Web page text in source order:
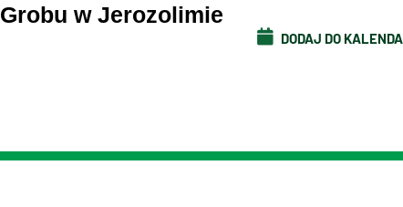
Grobu w Jerozolimie
DODAJ DO